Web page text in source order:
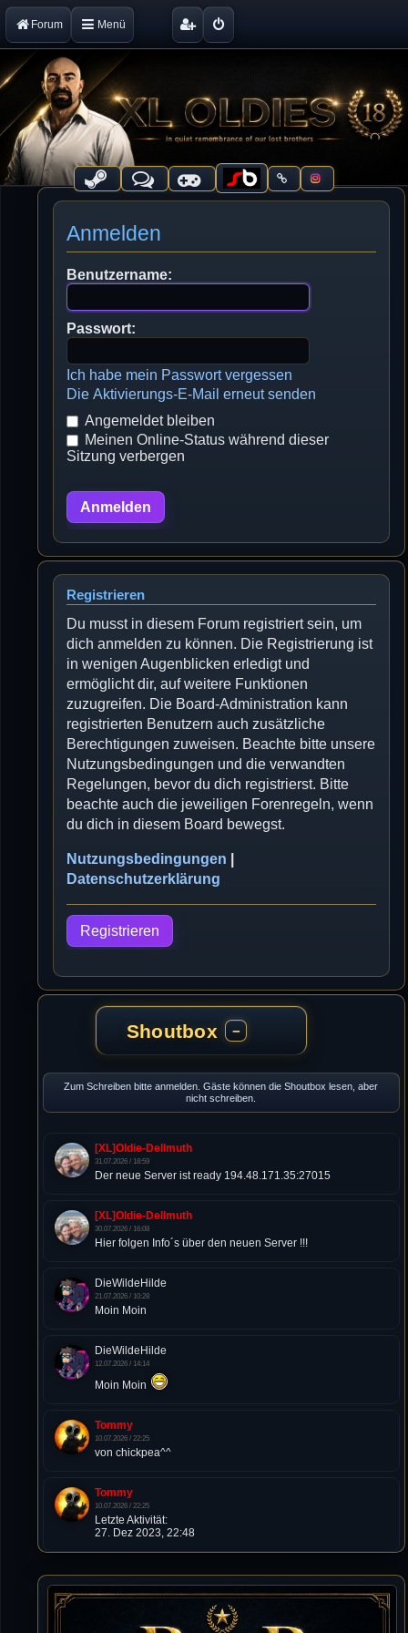
Forum Menü
Anmelden
Benutzername:
Passwort:
Ich habe mein Passwort vergessen
Die Aktivierungs-E-Mail erneut senden
Angemeldet bleiben
Meinen Online-Status während dieser
Sitzung verbergen
Registrieren
Du musst in diesem Forum registriert sein, um
dich anmelden zu können. Die Registrierung ist
in wenigen Augenblicken erledigt und
ermöglicht dir, auf weitere Funktionen
zuzugreifen. Die Board-Administration kann
registrierten Benutzern auch zusätzliche
Berechtigungen zuweisen. Beachte bitte unsere
Nutzungsbedingungen und die verwandten
Regelungen, bevor du dich registrierst. Bitte
beachte auch die jeweiligen Forenregeln, wenn
du dich in diesem Board bewegst.
Nutzungsbedingungen
Datenschutzerklärung
Registrieren
Shoutbox −
Zum Schreiben bitte anmelden. Gäste können die Shoutbox lesen, aber
nicht schreiben.
[XL]Oldie-Dellmuth
31.07.2026 / 18:59
Der neue Server ist ready 194.48.171.35:27015
[XL]Oldie-Dellmuth
30.07.2026 / 16:08
Hier folgen Info´s über den neuen Server !!!
DieWildeHilde
21.07.2026 / 10:28
Moin Moin
DieWildeHilde
12.07.2026 / 14:14
Moin Moin
Tommy
10.07.2026 / 22:25
von chickpea^^
Tommy
10.07.2026 / 22:25
Letzte Aktivität:
27. Dez 2023, 22:48
DieWildeHilde
10.07.2026 / 12:48
Happy Birthday Chickpea